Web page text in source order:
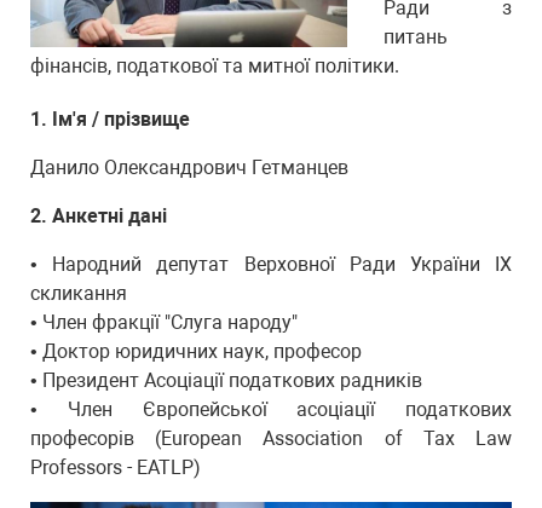
Ради з
питань
фінансів, податкової та митної політики.
1. Ім'я / прізвище
Данило Олександрович Гетманцев
2. Анкетні дані
• Народний депутат Верховної Ради України IX
скликання
• Член фракції "Слуга народу"
• Доктор юридичних наук, професор
• Президент Асоціації податкових радників
• Член Європейської асоціації податкових
професорів (European Association of Tax Law
Professors - EATLP)
з
корупцією